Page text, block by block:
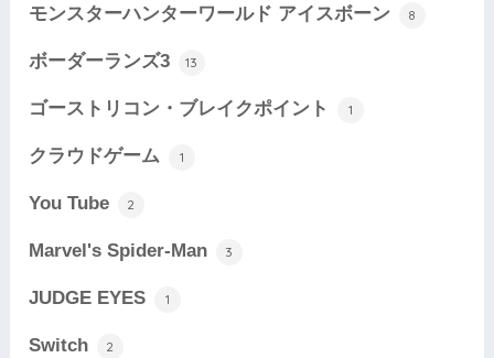
モンスターハンターワールド アイスボーン 8
ボーダーランズ3 13
ゴーストリコン・ブレイクポイント 1
クラウドゲーム 1
You Tube 2
Marvel's Spider-Man 3
JUDGE EYES 1
Switch 2